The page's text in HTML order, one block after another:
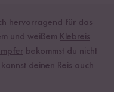
hervorragend für das
und weißem Klebreis
bekommst du nicht
deinen Reis auch